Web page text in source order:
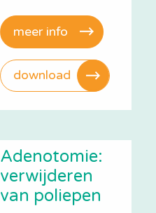
meer info
download
Adenotomie:
verwijderen
van poliepen